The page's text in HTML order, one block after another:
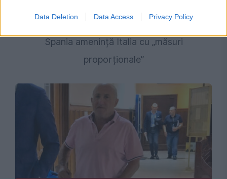
Data Deletion Data Access Privacy Policy
Scandal în Schengen după criza din Ceuta.
Spania amenință Italia cu „măsuri
proporționale”